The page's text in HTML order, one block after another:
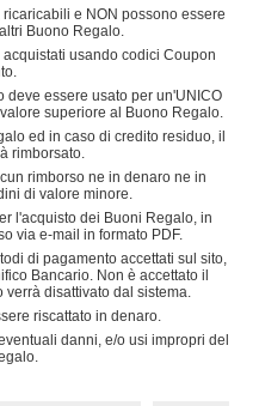
e NON possono essere
Buono Regalo.
usando codici Coupon
deve essere usato per un'UNICO
superiore al Buono Regalo.
ed in caso di credito residuo, il
rimborsato.
rimborso ne in denaro ne in
di valore minore.
l'acquisto dei Buoni Regalo, in
via e-mail in formato PDF.
di pagamento accettati sul sito,
Bancario. Non è accettato il
disattivato dal sistema.
riscattato in denaro.
danni, e/o usi impropri del